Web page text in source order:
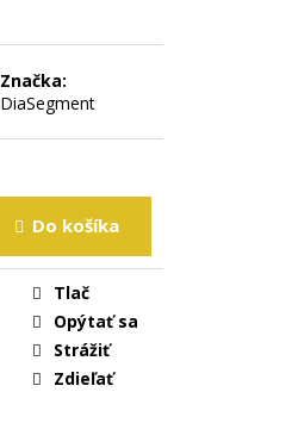
Značka:
DiaSegment
Do košíka
Tlač
Opýtať sa
Strážiť
Zdieľať